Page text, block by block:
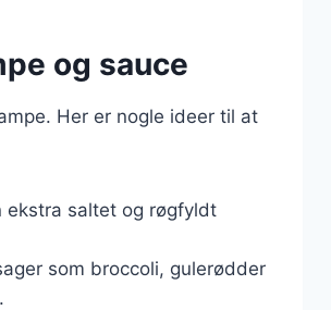
og sauce
Her er nogle ideer til at
saltet og røgfyldt
som broccoli, gulerødder